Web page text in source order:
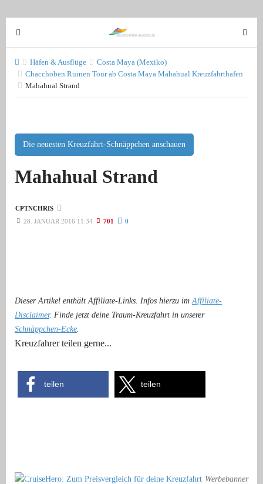
T
o
g
g
i
g
T
o
g
Häfen & Ausflüge
Costa Maya (Mexiko)
Chacchoben Ruinen Tour ab Costa Maya Mahahual Kreuzfahrthafen
Mahahual Strand
Die neuesten Kreuzfahrt-Schnäppchen anschauen
Mahahual Strand
CPTNCHRIS
28. JANUAR 2016 11:34
701 0
Dieser Artikel enthält Affiliate-Links. Infos hierzu imAffiliate-
Disclaimer. Finde jetzt deine Traum-Kreuzfahrt in unserer
Schnäppchen-Ecke.
Kreuzfahrer teilen gerne...
teilen teilen
Werbebanner